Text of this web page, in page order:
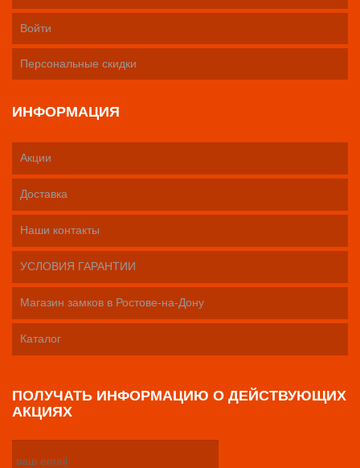
Войти
Персональные скидки
ИНФОРМАЦИЯ
Акции
Доставка
Наши контакты
УСЛОВИЯ ГАРАНТИИ
Магазин замков в Ростове-на-Дону
Каталог
ПОЛУЧАТЬ ИНФОРМАЦИЮ О ДЕЙСТВУЮЩИХ
АКЦИЯХ